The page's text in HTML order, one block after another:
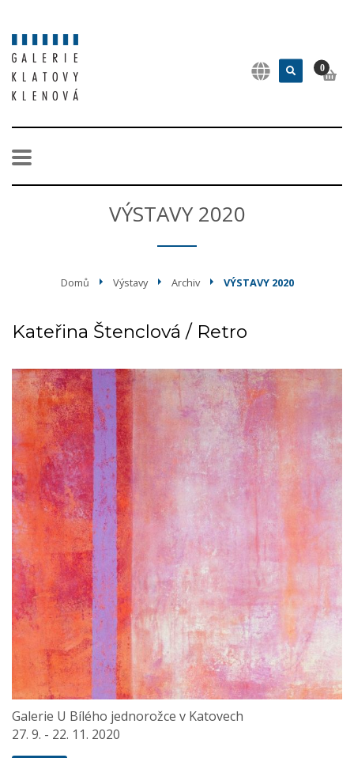
0
VÝSTAVY 2020
Domů Výstavy Archiv VÝSTAVY 2020
Kateřina Štenclová / Retro
Galerie U Bílého jednorožce v Katovech
27. 9. - 22. 11. 2020